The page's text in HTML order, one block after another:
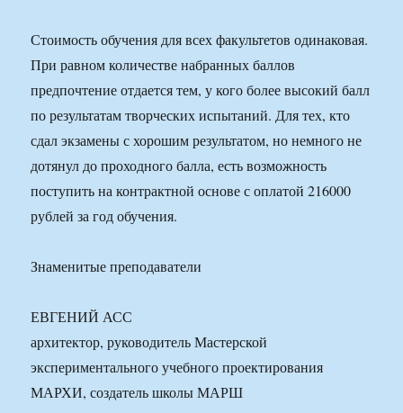
Стоимость обучения для всех факультетов одинаковая.
При равном количестве набранных баллов
предпочтение отдается тем, у кого более высокий балл
по результатам творческих испытаний. Для тех, кто
сдал экзамены с хорошим результатом, но немного не
дотянул до проходного балла, есть возможность
поступить на контрактной основе с оплатой 216000
рублей за год обучения.
Знаменитые преподаватели
ЕВГЕНИЙ АСС
архитектор, руководитель Мастерской
экспериментального учебного проектирования
МАРХИ, создатель школы МАРШ